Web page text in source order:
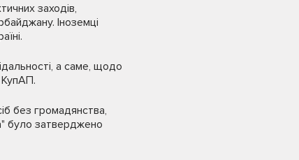
заходів,
Іноземці
а саме, щодо
КупАП.
без громадянства,
було затверджено